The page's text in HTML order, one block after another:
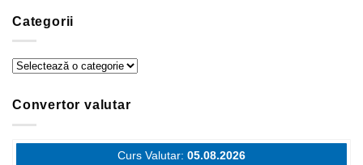
Categorii
Categorii
Convertor valutar
Curs Valutar: 05.08.2026